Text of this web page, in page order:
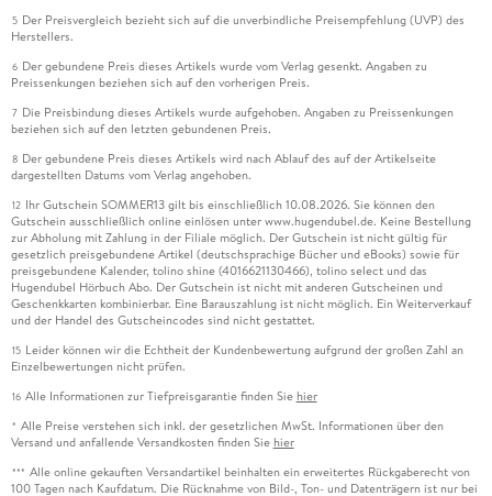
5 Der Preisvergleich bezieht sich auf die unverbindliche Preisempfehlung (UVP) des
Herstellers.
6 Der gebundene Preis dieses Artikels wurde vom Verlag gesenkt. Angaben zu
Preissenkungen beziehen sich auf den vorherigen Preis.
7 Die Preisbindung dieses Artikels wurde aufgehoben. Angaben zu Preissenkungen
beziehen sich auf den letzten gebundenen Preis.
8 Der gebundene Preis dieses Artikels wird nach Ablauf des auf der Artikelseite
dargestellten Datums vom Verlag angehoben.
12 Ihr Gutschein SOMMER13 gilt bis einschließlich 10.08.2026. Sie können den
Gutschein ausschließlich online einlösen unter www.hugendubel.de. Keine Bestellung
zur Abholung mit Zahlung in der Filiale möglich. Der Gutschein ist nicht gültig für
gesetzlich preisgebundene Artikel (deutschsprachige Bücher und eBooks) sowie für
preisgebundene Kalender, tolino shine (4016621130466), tolino select und das
Hugendubel Hörbuch Abo. Der Gutschein ist nicht mit anderen Gutscheinen und
Geschenkkarten kombinierbar. Eine Barauszahlung ist nicht möglich. Ein Weiterverkauf
und der Handel des Gutscheincodes sind nicht gestattet.
15 Leider können wir die Echtheit der Kundenbewertung aufgrund der großen Zahl an
Einzelbewertungen nicht prüfen.
16 Alle Informationen zur Tiefpreisgarantie finden Sie hier
* Alle Preise verstehen sich inkl. der gesetzlichen MwSt. Informationen über den
Versand und anfallende Versandkosten finden Sie hier
*** Alle online gekauften Versandartikel beinhalten ein erweitertes Rückgaberecht von
100 Tagen nach Kaufdatum. Die Rücknahme von Bild-, Ton- und Datenträgern ist nur bei